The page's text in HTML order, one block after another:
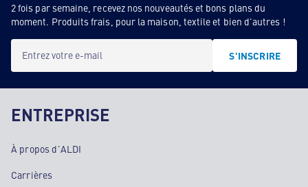
2 fois par semaine, recevez nos nouveautés et bons plans du
moment. Produits frais, pour la maison, textile et bien d'autres !
Entrez votre e-mail S'INSCRIRE
ENTREPRISE
À propos d'ALDI
Carrières